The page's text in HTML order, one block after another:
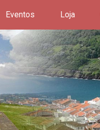
Eventos Loja